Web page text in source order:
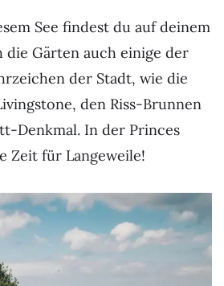
See findest du auf deinem
die Gärten auch einige der
der Stadt, wie die
den Riss-Brunnen
Denkmal. In der Princes
Zeit für Langeweile!